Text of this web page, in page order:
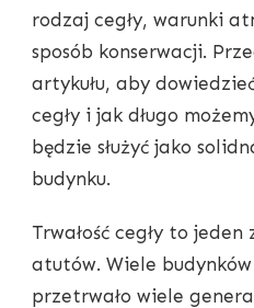
rodzaj cegły, warunki
sposób konserwacji.
artykułu, aby
cegły i jak długo
będzie służyć jako
budynku.
Trwałość cegły to jeden
atutów. Wiele
przetrwało wiele